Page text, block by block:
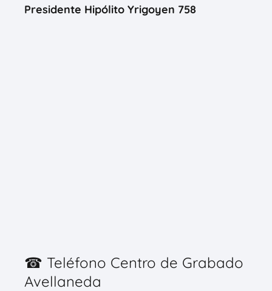
Presidente Hipólito Yrigoyen 758
☎ Teléfono Centro de Grabado
Avellaneda